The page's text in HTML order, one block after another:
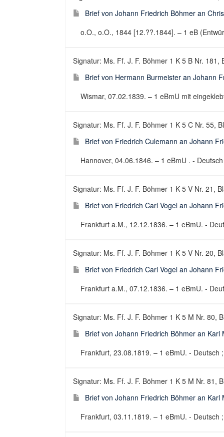
Brief von Johann Friedrich Böhmer an
o.O., o.O., 1844 [12.??.1844]. – 1 eB
Signatur: Ms. Ff. J. F. Böhmer 1 K 5 B Nr. 181,
Brief von Hermann Burmeister an Johann
Wismar, 07.02.1839. – 1 eBmU mit
Signatur: Ms. Ff. J. F. Böhmer 1 K 5 C Nr. 55,
Brief von Friedrich Culemann an Johann
Hannover, 04.06.1846. – 1 eBmU . -
Signatur: Ms. Ff. J. F. Böhmer 1 K 5 V Nr. 21,
Brief von Friedrich Carl Vogel an Johann
Frankfurt a.M., 12.12.1836. – 1 eBmU. -
Signatur: Ms. Ff. J. F. Böhmer 1 K 5 V Nr. 20,
Brief von Friedrich Carl Vogel an Johann
Frankfurt a.M., 07.12.1836. – 1 eBmU. -
Signatur: Ms. Ff. J. F. Böhmer 1 K 5 M Nr. 80,
Brief von Johann Friedrich Böhmer an Karl
Frankfurt, 23.08.1819. – 1 eBmU. - Deutsch
Signatur: Ms. Ff. J. F. Böhmer 1 K 5 M Nr. 81,
Brief von Johann Friedrich Böhmer an Karl
Frankfurt, 03.11.1819. – 1 eBmU. - Deutsch